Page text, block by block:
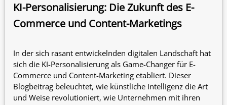
KI-Personalisierung: Die Zukunft des E-
Commerce und Content-Marketings
In der sich rasant entwickelnden digitalen Landschaft hat
sich die KI-Personalisierung als Game-Changer für E-
Commerce und Content-Marketing etabliert. Dieser
Blogbeitrag beleuchtet, wie künstliche Intelligenz die Art
und Weise revolutioniert, wie Unternehmen mit ihren